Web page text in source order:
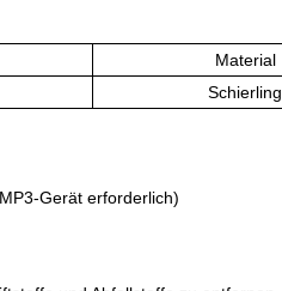
Material
Schierling
Gerät erforderlich)